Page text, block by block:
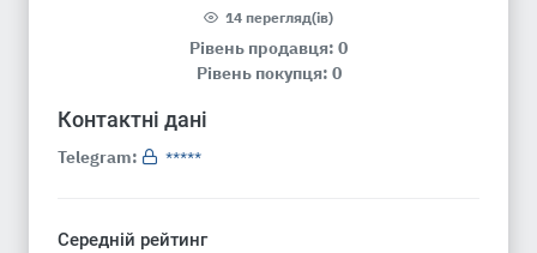
14 перегляд(ів)
Рівень продавця: 0
Рівень покупця: 0
Контактні дані
Telegram: *****
Середній рейтинг